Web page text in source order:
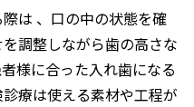
は 、口の中の状態を確
調整しながら歯の高さな
様に合った入れ歯になる
療は使える素材や工程が